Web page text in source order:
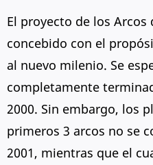
El proyecto de los
concebido con el
al nuevo milenio. Se
completamente
2000. Sin embargo, los
primeros 3 arcos no se
2001, mientras que el